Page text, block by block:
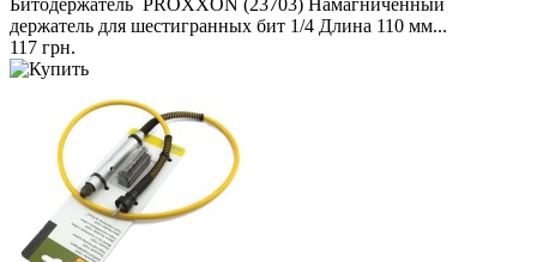
Битодержатель PROXXON (23703) Намагниченный
держатель для шестигранных бит 1/4 Длина 110 мм...
117 грн.